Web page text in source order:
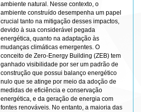
ambiente natural. Nesse contexto, o
ambiente construído desempenha um papel
crucial tanto na mitigação desses impactos,
devido à sua considerável pegada
energética, quanto na adaptação às
mudanças climáticas emergentes. O
conceito de Zero-Energy Building (ZEB) tem
ganhado visibilidade por ser um padrão de
construção que possui balanço energético
nulo que se atinge por meio da adoção de
medidas de eficiência e conservação
energética, e da geração de energia com
fontes renováveis. No entanto, a maioria das